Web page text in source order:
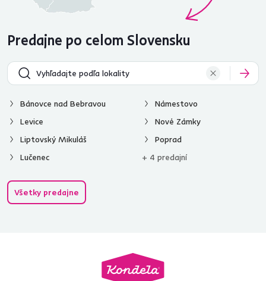
Predajne po celom Slovensku
Bánovce nad Bebravou
Levice
Liptovský Mikuláš
Lučenec
Námestovo
Nové Zámky
Poprad
+ 4 predajní
Všetky predajne